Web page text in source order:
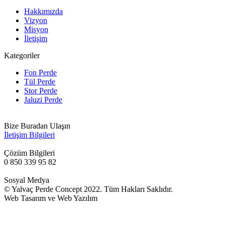
Hakkımızda
Vizyon
Misyon
İletişim
Kategoriler
Fon Perde
Tül Perde
Stor Perde
Jaluzi Perde
Bize Buradan Ulaşın
İletişim Bilgileri
Çözüm Bilgileri
0 850 339 95 82
Sosyal Medya
© Yalvaç Perde Concept 2022. Tüm Hakları Saklıdır.
Web Tasarım ve Web Yazılım